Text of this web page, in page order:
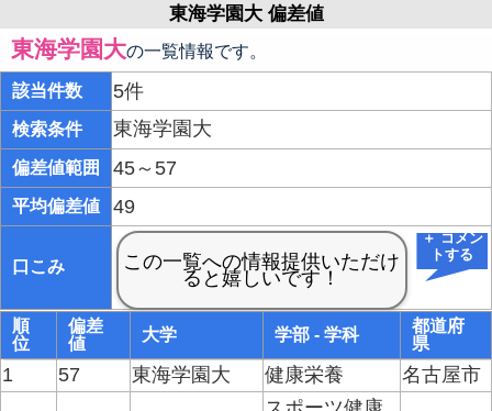
東海学園大 偏差値
東海学園大の一覧情報です。
該当件数 5件
検索条件 東海学園大
偏差値範囲 45～57
平均偏差値 49
口こみ
＋ コメン
トする
順
位
偏差
値
大学 学部 - 学科
都道府
県
1 57 東海学園大 健康栄養 名古屋市